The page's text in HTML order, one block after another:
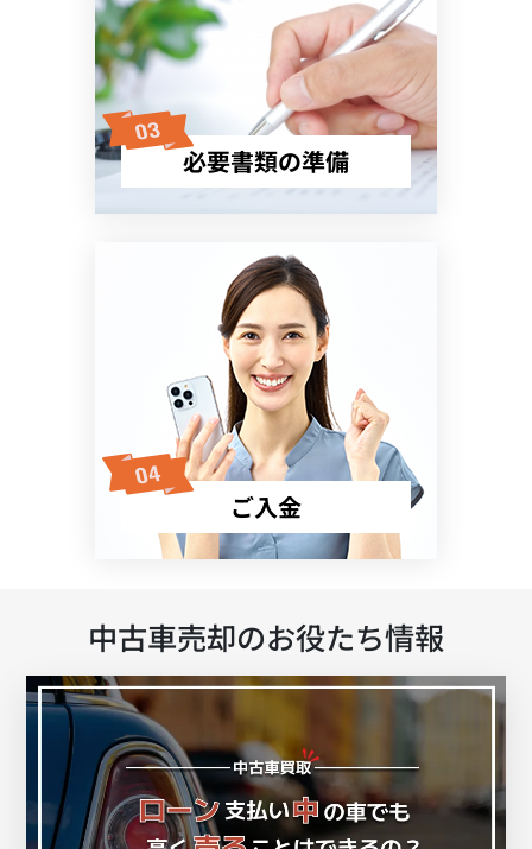
必要書類の準備
ご入金
中古車売却のお役たち情報